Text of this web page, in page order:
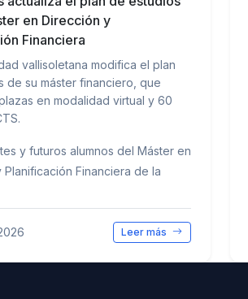
en Dirección y
Financiera
vallisoletana modifica el plan
de su máster financiero, que
en modalidad virtual y 60
y futuros alumnos del Máster en
Planificación Financiera de la
Leer más